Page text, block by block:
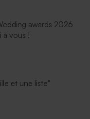
awards 2026
à vous !
et une liste"